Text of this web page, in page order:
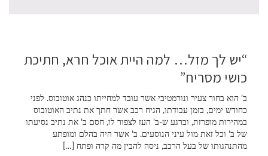
“יש לך מזל… למה היית אוכל חרא, חתיכת
כושי מסריח”
ב’ הוא בחור צעיר ונורמטיבי אשר עובד למחייתו כנהג אוטובוס. לפני
כחודש ימים, בזמן עבודתו, הגיח רכב אשר חתך את נתיב האוטובוס
במהירות מופרזת, וברגע ש-ב’ העז לצפור לו, חסם ב’ את נתיב נסיעתו
של ב’ וכל זאת מול עיני הנוסעים. ב’ אשר היה בהלם ומופתע
מהתנהגותו של בעל הרכב, ניסה להבין מה קרה ופתח […]